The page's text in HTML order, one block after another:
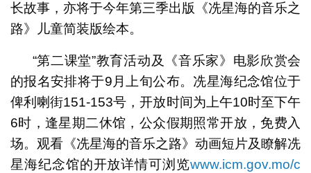
长故事，亦将于今年第三季出版《冼星海的音乐之
路》儿童简装版绘本。
“第二课堂”教育活动及《音乐家》电影欣赏会
的报名安排将于9月上旬公布。冼星海纪念馆位于
俾利喇街151-153号，开放时间为上午10时至下午
6时，逢星期二休馆，公众假期照常开放，免费入
场。观看《冼星海的音乐之路》动画短片及瞭解冼
星海纪念馆的开放详情可浏览www.icm.gov.mo/c